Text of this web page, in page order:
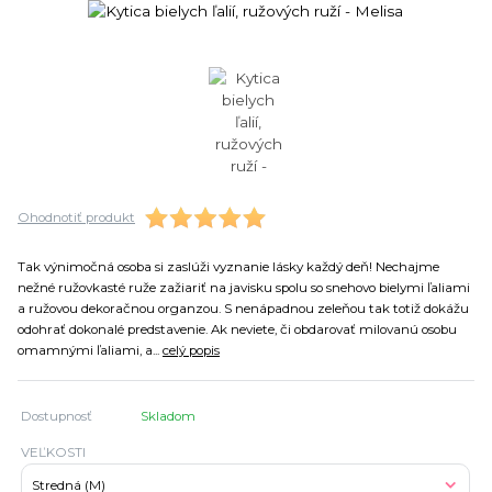
Ohodnotiť produkt
Tak výnimočná osoba si zaslúži vyznanie lásky každý deň! Nechajme
nežné ružovkasté ruže zažiariť na javisku spolu so snehovo bielymi ľaliami
a ružovou dekoračnou organzou. S nenápadnou zeleňou tak totiž dokážu
odohrať dokonalé predstavenie. Ak neviete, či obdarovať milovanú osobu
omamnými ľaliami, a... celý popis
Dostupnosť Skladom
VEĽKOSTI